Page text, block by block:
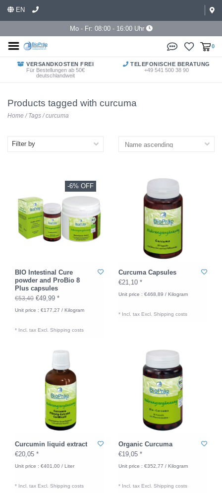
EN
Mo - Fr: 08:00 - 16:00 Uhr
0
VERSANDKOSTEN FREI
Für Bestellungen ab 50€
deutschlandweit
TELEFONISCHE BERATUNG
+49 541 500 38 90
Products tagged with curcuma
Home/ Tags/curcuma
Filter by
-6% OFF
BIO Intestinal Cure
powder and ProBio 8
Plus capsules
€53,40 €49,99 *
Unit price : €177,27 / Kilogram
* Incl. tax Excl. Shipping costs
Curcuma Capsules
€21,10 *
Unit price : €468,89 / Kilogram
* Incl. tax Excl. Shipping costs
Curcumin liquid extract
€20,05 *
Unit price : €401,00 / Liter
* Incl. tax Excl. Shipping costs
Organic Curcuma
€19,05 *
Unit price : €352,77 / Kilogram
* Incl. tax Excl. Shipping costs